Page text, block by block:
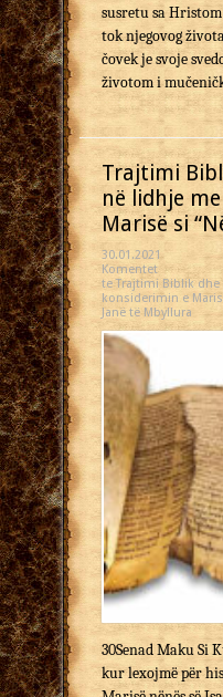
susretu sa
tok njegovog
čovek je svoje
životom i
Trajtimi
në lidhje
Marisë si
30.01.2021
Komentet
te Trajtimi Biblik
konsiderimin e
Janë të Mbyllura
30Senad Maku Si
kur lexojmë për